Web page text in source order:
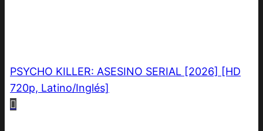
PSYCHO KILLER: ASESINO SERIAL [2026] [HD
720p, Latino/Inglés]